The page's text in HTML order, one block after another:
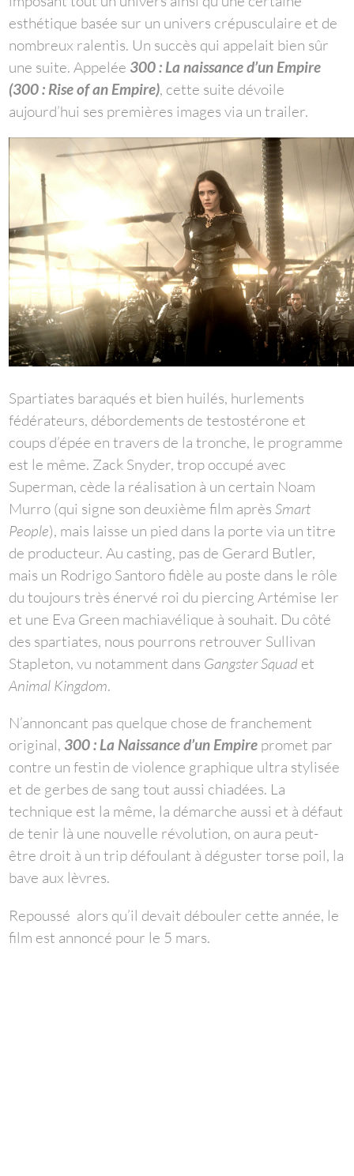
esthétique basée sur un univers crépusculaire et de
nombreux ralentis. Un succès qui appelait bien sûr
une suite. Appelée 300 : La naissance d’un Empire
(300 : Rise of an Empire), cette suite dévoile
aujourd’hui ses premières images via un trailer.
Spartiates baraqués et bien huilés, hurlements
fédérateurs, débordements de testostérone et
coups d’épée en travers de la tronche, le programme
est le même. Zack Snyder, trop occupé avec
Superman, cède la réalisation à un certain Noam
Murro (qui signe son deuxième film aprèsSmart
People), mais laisse un pied dans la porte via un titre
de producteur. Au casting, pas de Gerard Butler,
mais un Rodrigo Santoro fidèle au poste dans le rôle
du toujours très énervé roi du piercing Artémise Ier
et une Eva Green machiavélique à souhait. Du côté
des spartiates, nous pourrons retrouver Sullivan
Stapleton, vu notamment dans Gangster Squad et
Animal Kingdom.
N’annoncant pas quelque chose de franchement
original, 300 : La Naissance d’un Empire promet par
contre un festin de violence graphique ultra stylisée
et de gerbes de sang tout aussi chiadées. La
technique est la même, la démarche aussi et à défaut
de tenir là une nouvelle révolution, on aura peut-
être droit à un trip défoulant à déguster torse poil, la
bave aux lèvres.
Repoussé alors qu’il devait débouler cette année, le
film est annoncé pour le 5 mars.